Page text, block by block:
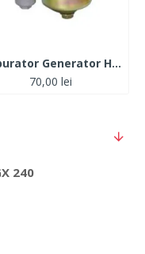
Carburator Generator Honda GX 160
70,00 lei
240